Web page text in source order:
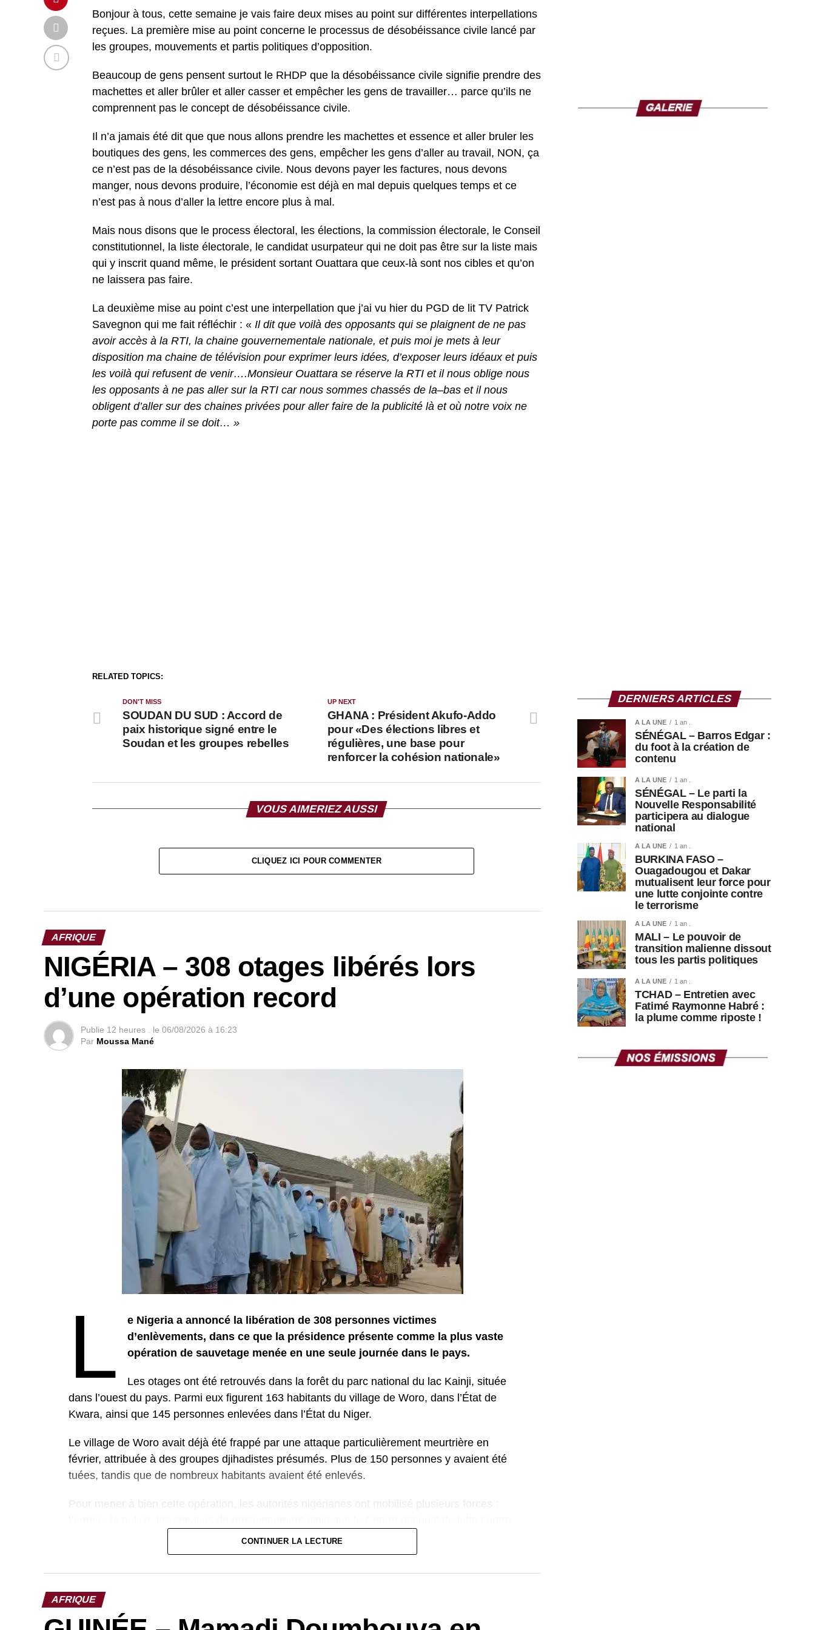
Bonjour à tous, cette semaine je vais faire deux mises au point sur différentes interpellations
reçues. La première mise au point concerne le processus de désobéissance civile lancé par
les groupes, mouvements et partis politiques d’opposition.
Beaucoup de gens pensent surtout le RHDP que la désobéissance civile signifie prendre des
machettes et aller brûler et aller casser et empêcher les gens de travailler… parce qu’ils ne
comprennent pas le concept de désobéissance civile.
Il n’a jamais été dit que que nous allons prendre les machettes et essence et aller bruler les
boutiques des gens, les commerces des gens, empêcher les gens d’aller au travail, NON, ça
ce n’est pas de la désobéissance civile. Nous devons payer les factures, nous devons
manger, nous devons produire, l’économie est déjà en mal depuis quelques temps et ce
n’est pas à nous d’aller la lettre encore plus à mal.
Mais nous disons que le process électoral, les élections, la commission électorale, le Conseil
constitutionnel, la liste électorale, le candidat usurpateur qui ne doit pas être sur la liste mais
qui y inscrit quand même, le président sortant Ouattara que ceux-là sont nos cibles et qu’on
ne laissera pas faire.
La deuxième mise au point c’est une interpellation que j’ai vu hier du PGD de lit TV Patrick
Savegnon qui me fait réfléchir : « Il dit que voilà des opposants qui se plaignent de ne pas
avoir accès à la RTI, la chaine gouvernementale nationale, et puis moi je mets à leur
disposition ma chaine de télévision pour exprimer leurs idées, d’exposer leurs idéaux et puis
les voilà qui refusent de venir….Monsieur Ouattara se réserve la RTI et il nous oblige nous
les opposants à ne pas aller sur la RTI car nous sommes chassés de la–bas et il nous
obligent d’aller sur des chaines privées pour aller faire de la publicité là et où notre voix ne
porte pas comme il se doit… »
RELATED TOPICS:
UP NEXT
GHANA : Président Akufo-Addo
pour «Des élections libres et
régulières, une base pour
renforcer la cohésion nationale»
DON'T MISS
SOUDAN DU SUD : Accord de
paix historique signé entre le
Soudan et les groupes rebelles
VOUS AIMERIEZ AUSSI
CLIQUEZ ICI POUR COMMENTER
AFRIQUE
NIGÉRIA – 308 otages libérés lors
d’une opération record
Publie 12 heures . le 06/08/2026 à 16:23
Par Moussa Mané
L
e Nigeria a annoncé la libération de 308 personnes victimes
d’enlèvements, dans ce que la présidence présente comme la plus vaste
opération de sauvetage menée en une seule journée dans le pays.
Les otages ont été retrouvés dans la forêt du parc national du lac Kainji, située
dans l’ouest du pays. Parmi eux figurent 163 habitants du village de Woro, dans l’État de
Kwara, ainsi que 145 personnes enlevées dans l’État du Niger.
Le village de Woro avait déjà été frappé par une attaque particulièrement meurtrière en
février, attribuée à des groupes djihadistes présumés. Plus de 150 personnes y avaient été
tuées, tandis que de nombreux habitants avaient été enlevés.
le terrorisme. Cette coordination a permis de localiser et de libérer les otages dans une zone
forestière réputée difficile d’accès.
contre rançon, en particulier dans les régions du nord et du centre.
Les attaques se poursuivent en effet : récemment, au moins 52 personnes, dont des
CONTINUER LA LECTURE
AFRIQUE
DERNIERS ARTICLES
A LA UNE 1 an .
SÉNÉGAL – Barros Edgar :
du foot à la création de
contenu
A LA UNE 1 an .
SÉNÉGAL – Le parti la
Nouvelle Responsabilité
participera au dialogue
national
A LA UNE 1 an .
BURKINA FASO –
Ouagadougou et Dakar
mutualisent leur force pour
une lutte conjointe contre
le terrorisme
A LA UNE 1 an .
MALI – Le pouvoir de
transition malienne dissout
tous les partis politiques
A LA UNE 1 an .
TCHAD – Entretien avec
Fatimé Raymonne Habré :
la plume comme riposte !